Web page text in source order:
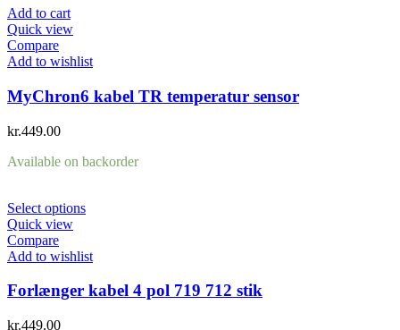
Add to cart
Quick view
Compare
Add to wishlist
MyChron6 kabel TR temperatur sensor
kr.449.00
Available on backorder
Select options
Quick view
Compare
Add to wishlist
Forlænger kabel 4 pol 719 712 stik
kr.449.00